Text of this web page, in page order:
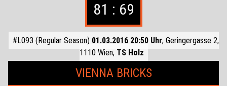
81 : 69
#L093 (Regular Season) 01.03.2016 20:50 Uhr, Geringergasse 2,
1110 Wien, TS Holz
VIENNA BRICKS